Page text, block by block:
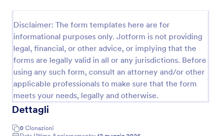
Disclaimer: The form templates here are for
informational purposes only. Jotform is not providing
legal, financial, or other advice, or implying that the
forms are legally valid in all or any jurisdictions. Before
using any such form, consult an attorney and/or other
applicable professionals to make sure that the form
meets your needs, legally and otherwise.
Dettagli
0 Clonazioni
Usa Template
Anteprima